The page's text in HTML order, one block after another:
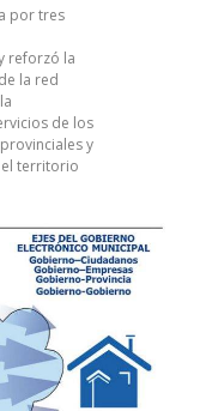
por tres
reforzó la
la red
de los
y
territorio